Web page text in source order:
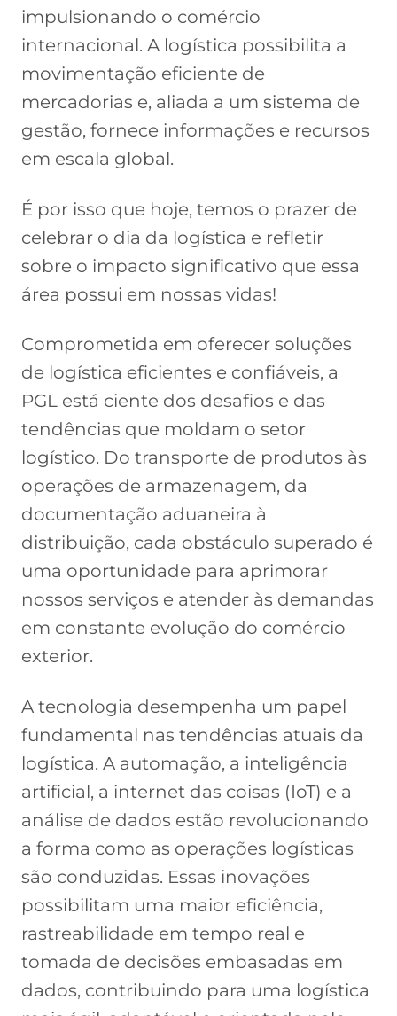
impulsionando o comércio
internacional. A logística possibilita a
movimentação eficiente de
mercadorias e, aliada a um sistema de
gestão, fornece informações e recursos
em escala global.
É por isso que hoje, temos o prazer de
celebrar o dia da logística e refletir
sobre o impacto significativo que essa
área possui em nossas vidas!
Comprometida em oferecer soluções
de logística eficientes e confiáveis, a
PGL está ciente dos desafios e das
tendências que moldam o setor
logístico. Do transporte de produtos às
operações de armazenagem, da
documentação aduaneira à
distribuição, cada obstáculo superado é
uma oportunidade para aprimorar
nossos serviços e atender às demandas
em constante evolução do comércio
exterior.
A tecnologia desempenha um papel
fundamental nas tendências atuais da
logística. A automação, a inteligência
artificial, a internet das coisas (IoT) e a
análise de dados estão revolucionando
a forma como as operações logísticas
são conduzidas. Essas inovações
possibilitam uma maior eficiência,
rastreabilidade em tempo real e
tomada de decisões embasadas em
dados, contribuindo para uma logística